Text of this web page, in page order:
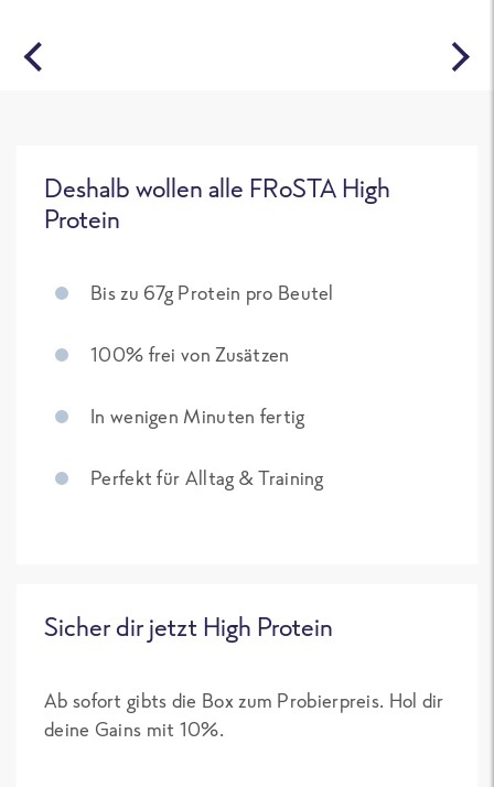
Deshalb wollen alle FRoSTA High
Protein
Bis zu 67g Protein pro Beutel
100% frei von Zusätzen
In wenigen Minuten fertig
Perfekt für Alltag & Training
Sicher dir jetzt High Protein
Ab sofort gibts die Box zum Probierpreis. Hol dir
deine Gains mit 10%.